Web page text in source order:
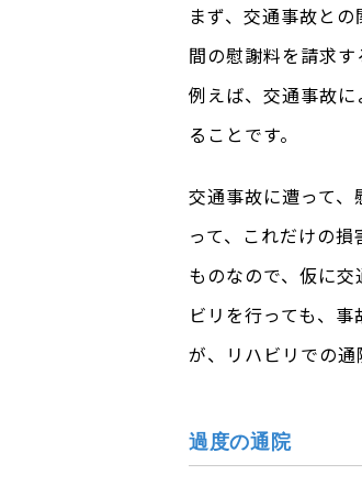
まず、交通事故と
間の慰謝料を請求す
例えば、交通事故
ることです。
交通事故に遭って
って、これだけの
ものなので、仮に
ビリを行っても、
が、リハビリでの通
過度の通院